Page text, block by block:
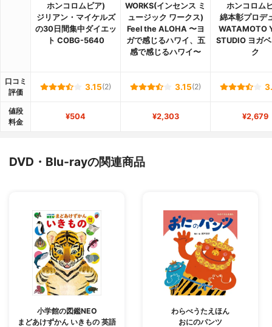
ホンコロムビア)
ジリアン・マイケルズ
の30日間集中ダイエッ
ト COBG-5640
WORKS(インセンス ミ
ュージック ワークス)
Feel the ALOHA 〜ヨ
ガで感じるハワイ、五
感で感じるハワイ〜
ホンコロム
綿本彰プロデ
WATAMOTO
STUDIO ヨガ
ク
口コミ
評価
3.15(2) 3.15(2)
値段
料金
¥504 ¥2,303 ¥2,679
DVD・Blu-rayの関連商品
小学館の図鑑NEO
まどあけずかん いきもの 英語
わらべうたえほん
おにのパンツ